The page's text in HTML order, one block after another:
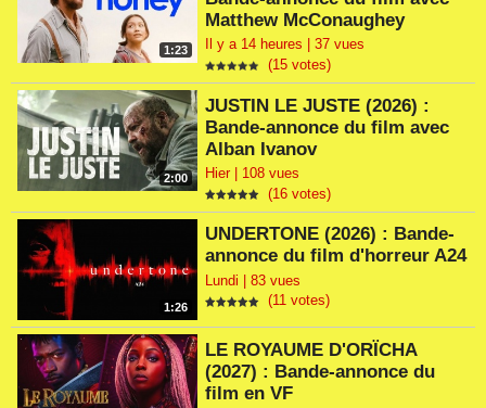
1:23
Matthew McConaughey
Il y a 14 heures | 37 vues
(15 votes)
2:00
JUSTIN LE JUSTE (2026) :
Bande-annonce du film avec
Alban Ivanov
Hier | 108 vues
(16 votes)
1:26
UNDERTONE (2026) : Bande-
annonce du film d'horreur A24
Lundi | 83 vues
(11 votes)
LE ROYAUME D'ORÏCHA
(2027) : Bande-annonce du
film en VF